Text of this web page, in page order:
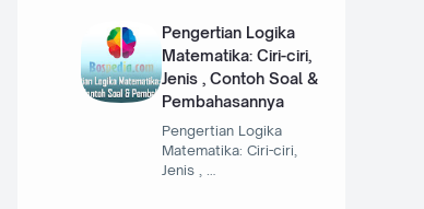
Pengertian Logika
Matematika: Ciri-ciri,
Jenis , Contoh Soal &
Pembahasannya
Pengertian Logika
Matematika: Ciri-ciri,
Jenis , …